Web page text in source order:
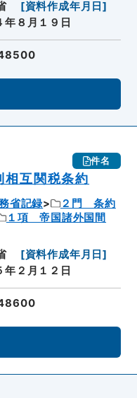
[資料作成年月日]
８月１９日
件名
相互関税条約
省記録
２門 条約
１項 帝国諸外国間
[資料作成年月日]
２月１２日